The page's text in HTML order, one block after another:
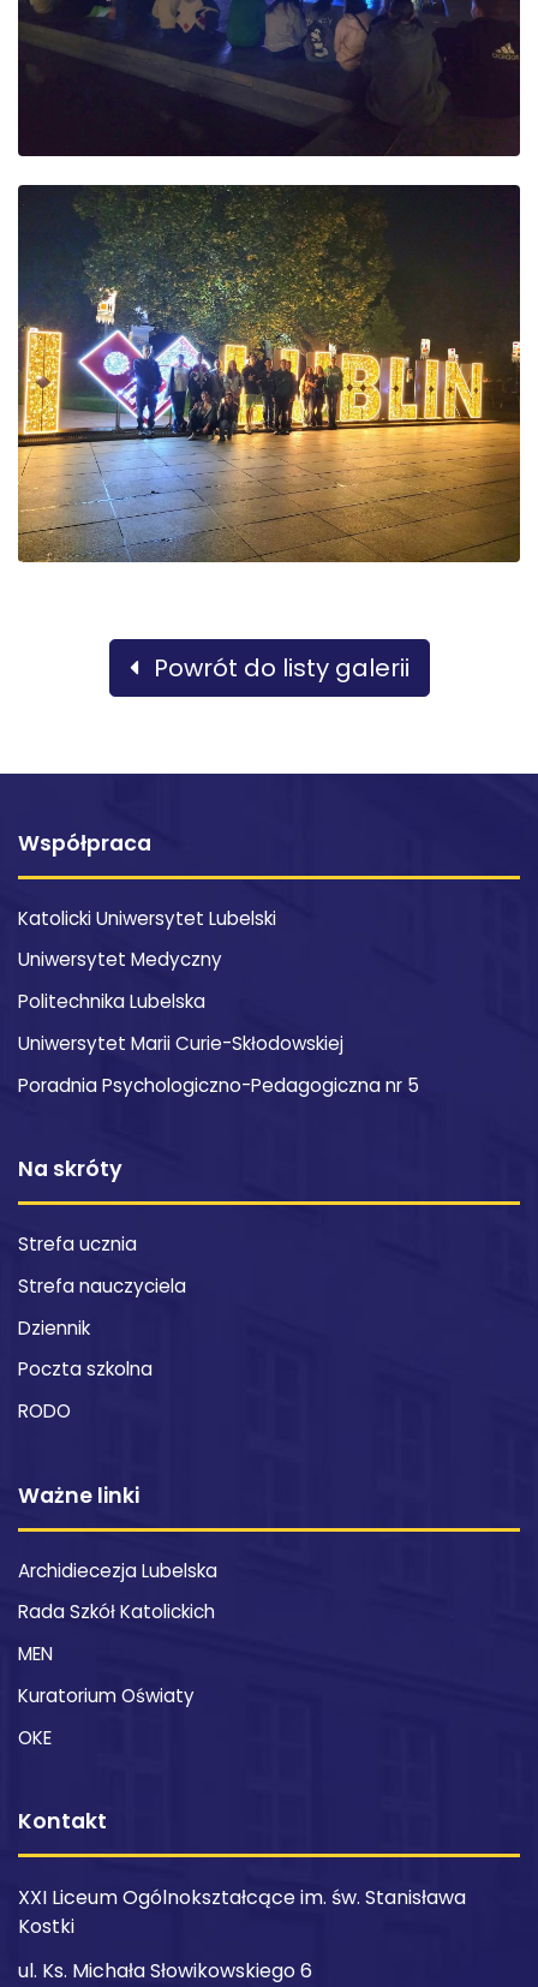
Powrót do listy galerii
Współpraca
Katolicki Uniwersytet Lubelski
Uniwersytet Medyczny
Politechnika Lubelska
Uniwersytet Marii Curie-Skłodowskiej
Poradnia Psychologiczno-Pedagogiczna nr 5
Na skróty
Strefa ucznia
Strefa nauczyciela
Dziennik
Poczta szkolna
RODO
Ważne linki
Archidiecezja Lubelska
Rada Szkół Katolickich
MEN
Kuratorium Oświaty
OKE
Kontakt
XXI Liceum Ogólnokształcące im. św. Stanisława
Kostki
ul. Ks. Michała Słowikowskiego 6